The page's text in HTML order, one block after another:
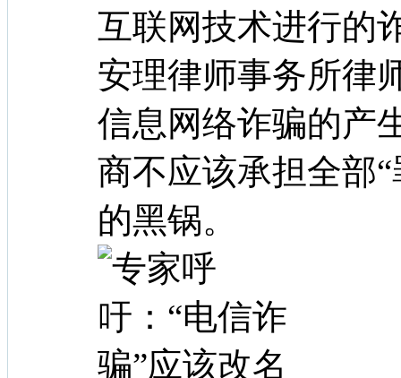
互联网技术进行的
安理律师事务所律
信息网络诈骗的产
商不应该承担全部
的黑锅。